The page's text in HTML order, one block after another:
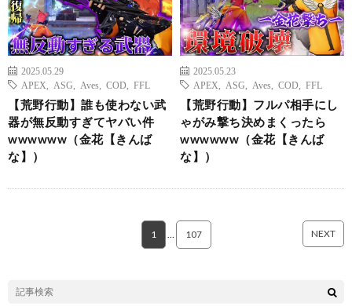
2025.05.29
APEX
ASG Aves COD FFL
【荒野行動】誰も使わない武
器が無反動すぎてヤバい件
wwwwww（金花【きんば
な】）
2025.05.23
APEX
ASG Aves COD FFL
【荒野行動】フルパ相手にし
ゃがみ撃ち決めまくったら
wwwwww（金花【きんば
な】）
1 107 NEXT